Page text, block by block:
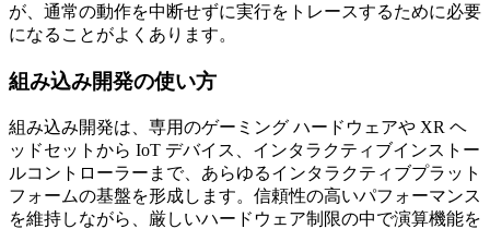
が、通常の動作を中断せずに実行をトレースするために必要
になることがよくあります。
組み込み開発の使い方
組み込み開発は、専用のゲーミング ハードウェアや XR ヘ
ッドセットから IoT デバイス、インタラクティブインストー
ルコントローラーまで、あらゆるインタラクティブプラット
フォームの基盤を形成します。信頼性の高いパフォーマンス
を維持しながら、厳しいハードウェア制限の中で演算機能を